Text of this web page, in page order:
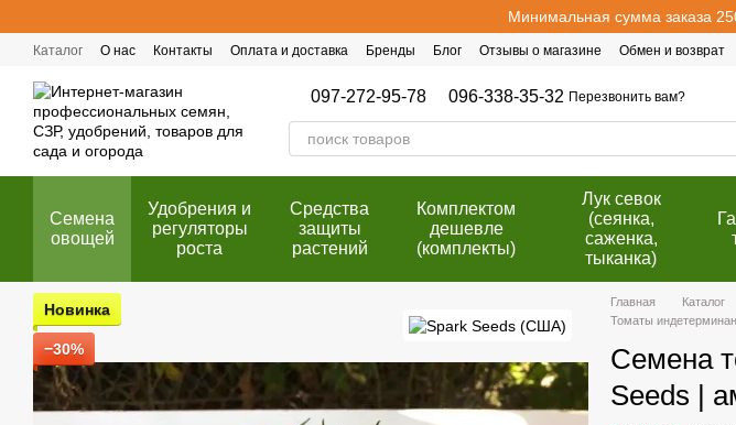
Минимальная сумма заказа
Каталог О нас Контакты Оплата и доставка Бренды Блог Отзывы о магазине Обмен и возврат
097-272-95-78 096-338-35-32 Перезвонить вам?
Семена
овощей
Удобрения и
регуляторы
роста
Cредства
защиты
растений
Комплектом
дешевле
(комплекты)
Лук севок
(сеянка,
саженка,
тыканка)
Новинка
−30%
Главная Каталог
Томаты
Семена
Seeds |